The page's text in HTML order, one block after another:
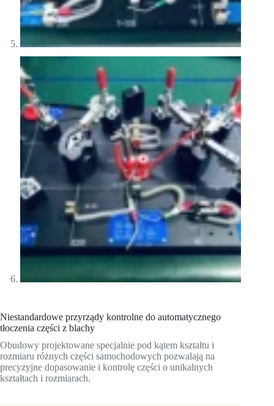
Niestandardowe przyrządy kontrolne do automatycznego
tłoczenia części z blachy
Obudowy projektowane specjalnie pod kątem kształtu i
rozmiaru różnych części samochodowych pozwalają na
precyzyjne dopasowanie i kontrolę części o unikalnych
kształtach i rozmiarach.